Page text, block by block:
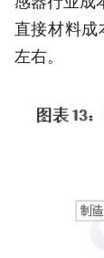
直接材料成
左右。